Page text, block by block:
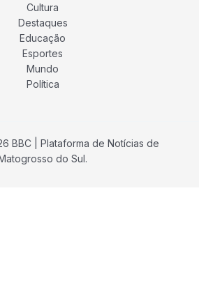
Cultura
Destaques
Educação
Esportes
Mundo
Política
BBC | Plataforma de Notícias de
do Sul.